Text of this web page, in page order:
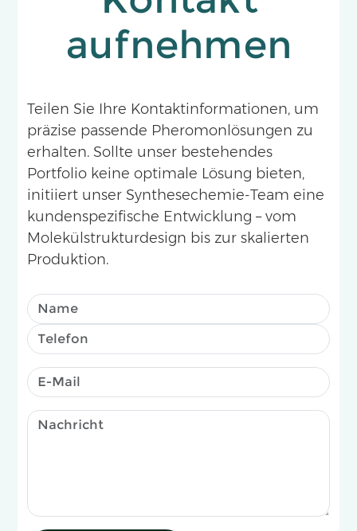
aufnehmen
Teilen Sie Ihre Kontaktinformationen, um
präzise passende Pheromonlösungen zu
erhalten. Sollte unser bestehendes
Portfolio keine optimale Lösung bieten,
initiiert unser Synthesechemie-Team eine
kundenspezifische Entwicklung – vom
Molekülstrukturdesign bis zur skalierten
Produktion.